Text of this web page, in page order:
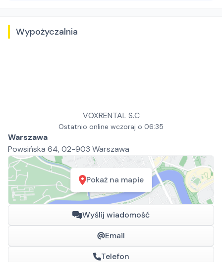
Wypożyczalnia
VOXRENTAL S.C
Ostatnio online wczoraj o 06:35
Warszawa
Powsińska 64, 02-903 Warszawa
Pokaż na mapie
Wyślij wiadomość
Email
Telefon